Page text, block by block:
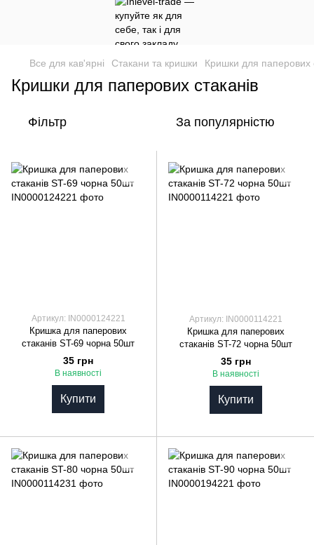
Все для кав'ярні Стакани та кришки Кришки для паперових
Кришки для паперових стаканів
Фільтр За популярністю
Артикул: IN0000124221
Кришка для паперових
стаканів ST-69 чорна 50шт
35 грн
В наявності
Купити
Артикул: IN0000114221
Кришка для паперових
стаканів ST-72 чорна 50шт
35 грн
В наявності
Купити